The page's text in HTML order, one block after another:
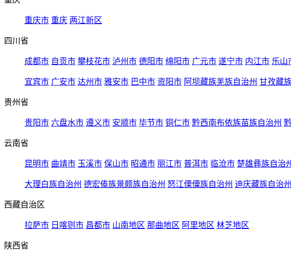
重庆市 重庆 两江新区
四川省
成都市 自贡市 攀枝花市 泸州市 德阳市 绵阳市 广元市 遂宁市 内江市 乐山
宜宾市 广安市 达州市 雅安市 巴中市 资阳市 阿坝藏族羌族自治州 甘孜藏
贵州省
贵阳市 六盘水市 遵义市 安顺市 毕节市 铜仁市 黔西南布依族苗族自治州
云南省
昆明市 曲靖市 玉溪市 保山市 昭通市 丽江市 普洱市 临沧市 楚雄彝族自治
大理白族自治州 德宏傣族景颇族自治州 怒江傈僳族自治州 迪庆藏族自治州
西藏自治区
拉萨市 日喀则市 昌都市 山南地区 那曲地区 阿里地区 林芝地区
陕西省